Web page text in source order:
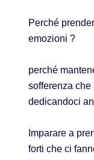
Perché
emozioni ?
perché
sofferenza che
dedicandoci
Imparare a
forti che ci